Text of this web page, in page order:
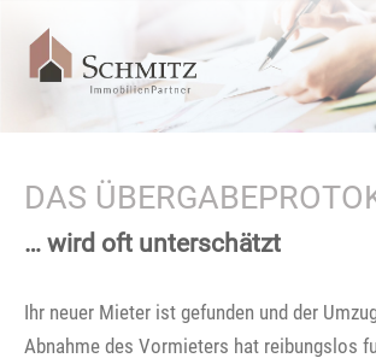
DAS
… wird oft unterschätzt
Ihr neuer Mieter ist gefunden und der
Abnahme des Vormieters hat reibungslos